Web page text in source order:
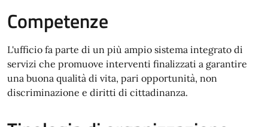
Competenze
L'ufficio fa parte di un più ampio sistema integrato di
servizi che promuove interventi finalizzati a garantire
una buona qualità di vita, pari opportunità, non
discriminazione e diritti di cittadinanza.